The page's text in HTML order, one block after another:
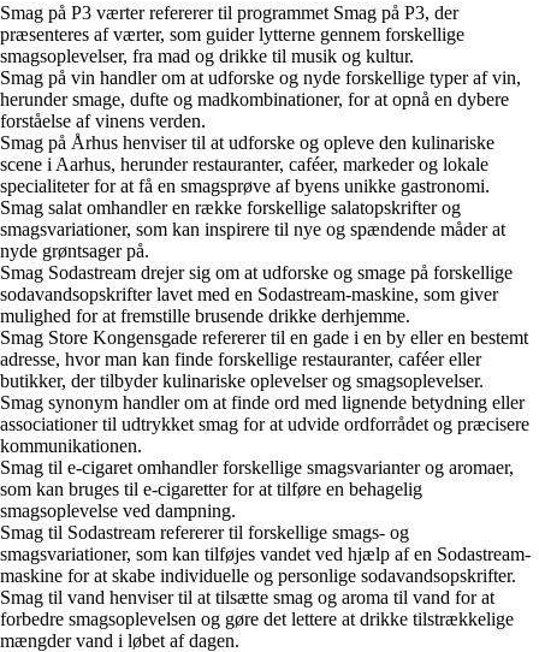
Smag på P3 værter refererer til programmet Smag på P3, der
præsenteres af værter, som guider lytterne gennem forskellige
smagsoplevelser, fra mad og drikke til musik og kultur.
Smag på vin handler om at udforske og nyde forskellige typer af vin,
herunder smage, dufte og madkombinationer, for at opnå en dybere
forståelse af vinens verden.
Smag på Århus henviser til at udforske og opleve den kulinariske
scene i Aarhus, herunder restauranter, caféer, markeder og lokale
specialiteter for at få en smagsprøve af byens unikke gastronomi.
Smag salat omhandler en række forskellige salatopskrifter og
smagsvariationer, som kan inspirere til nye og spændende måder at
nyde grøntsager på.
Smag Sodastream drejer sig om at udforske og smage på forskellige
sodavandsopskrifter lavet med en Sodastream-maskine, som giver
mulighed for at fremstille brusende drikke derhjemme.
Smag Store Kongensgade refererer til en gade i en by eller en bestemt
adresse, hvor man kan finde forskellige restauranter, caféer eller
butikker, der tilbyder kulinariske oplevelser og smagsoplevelser.
Smag synonym handler om at finde ord med lignende betydning eller
associationer til udtrykket smag for at udvide ordforrådet og præcisere
kommunikationen.
Smag til e-cigaret omhandler forskellige smagsvarianter og aromaer,
som kan bruges til e-cigaretter for at tilføre en behagelig
smagsoplevelse ved dampning.
Smag til Sodastream refererer til forskellige smags- og
smagsvariationer, som kan tilføjes vandet ved hjælp af en Sodastream-
maskine for at skabe individuelle og personlige sodavandsopskrifter.
Smag til vand henviser til at tilsætte smag og aroma til vand for at
forbedre smagsoplevelsen og gøre det lettere at drikke tilstrækkelige
mængder vand i løbet af dagen.